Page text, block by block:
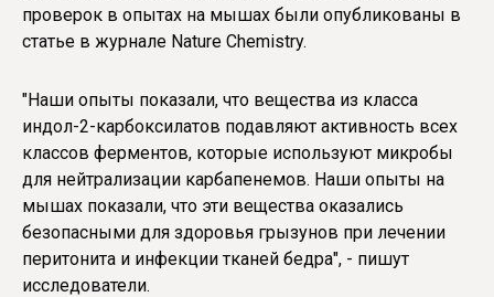
проверок в опытах на мышах были опубликованы в
статье в журнале Nature Chemistry.
"Наши опыты показали, что вещества из класса
индол-2-карбоксилатов подавляют активность всех
классов ферментов, которые используют микробы
для нейтрализации карбапенемов. Наши опыты на
мышах показали, что эти вещества оказались
безопасными для здоровья грызунов при лечении
перитонита и инфекции тканей бедра", - пишут
исследователи.